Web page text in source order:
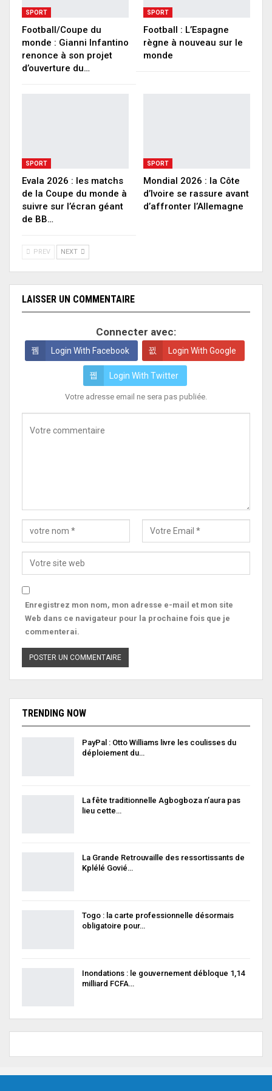
SPORT
Football/Coupe du
monde : Gianni Infantino
renonce à son projet
d’ouverture du…
SPORT
Football : L’Espagne
règne à nouveau sur le
monde
SPORT
Evala 2026 : les matchs
de la Coupe du monde à
suivre sur l’écran géant
de BB…
SPORT
Mondial 2026 : la Côte
d’Ivoire se rassure avant
d’affronter l’Allemagne
PREV NEXT
LAISSER UN COMMENTAIRE
Connecter avec:
Login With Facebook Login With Google
Login With Twitter
Votre adresse email ne sera pas publiée.
Enregistrez mon nom, mon adresse e-mail et mon site
Web dans ce navigateur pour la prochaine fois que je
commenterai.
TRENDING NOW
PayPal : Otto Williams livre les coulisses du
déploiement du…
La fête traditionnelle Agbogboza n’aura pas
lieu cette…
La Grande Retrouvaille des ressortissants de
Kplélé Govié…
Togo : la carte professionnelle désormais
obligatoire pour…
Inondations : le gouvernement débloque 1,14
milliard FCFA…